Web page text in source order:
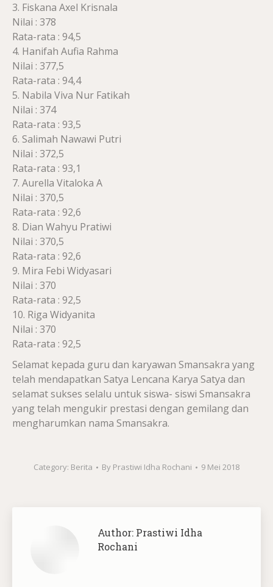
3. Fiskana Axel Krisnala
Nilai : 378
Rata-rata : 94,5
4. Hanifah Aufia Rahma
Nilai : 377,5
Rata-rata : 94,4
5. Nabila Viva Nur Fatikah
Nilai : 374
Rata-rata : 93,5
6. Salimah Nawawi Putri
Nilai : 372,5
Rata-rata : 93,1
7. Aurella Vitaloka A
Nilai : 370,5
Rata-rata : 92,6
8. Dian Wahyu Pratiwi
Nilai : 370,5
Rata-rata : 92,6
9. Mira Febi Widyasari
Nilai : 370
Rata-rata : 92,5
10. Riga Widyanita
Nilai : 370
Rata-rata : 92,5
Selamat kepada guru dan karyawan Smansakra yang
telah mendapatkan Satya Lencana Karya Satya dan
selamat sukses selalu untuk siswa- siswi Smansakra
yang telah mengukir prestasi dengan gemilang dan
mengharumkan nama Smansakra.
Category: Berita By Prastiwi Idha Rochani 9 Mei 2018
Author: Prastiwi Idha
Rochani